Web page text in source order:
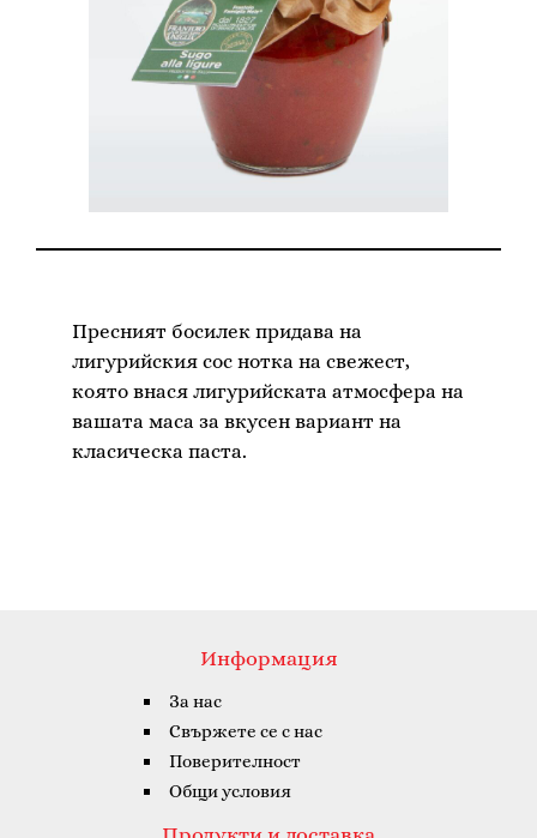
Пресният босилек придава на
лигурийския сос нотка на свежест,
която внася лигурийската атмосфера на
вашата маса за вкусен вариант на
Информация
За нас
Свържете се с нас
Поверителност
Общи условия